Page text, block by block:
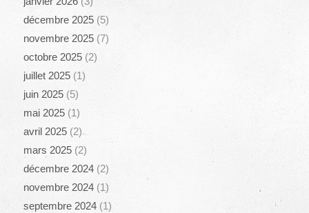
décembre 2025(5)
novembre 2025(7)
octobre 2025(2)
juillet 2025(1)
juin 2025(5)
mai 2025(1)
avril 2025(2)
mars 2025(2)
décembre 2024(2)
novembre 2024(1)
septembre 2024(1)